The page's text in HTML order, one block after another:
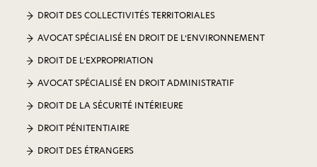
DROIT DES COLLECTIVITÉS TERRITORIALES
AVOCAT SPÉCIALISÉ EN DROIT DE L’ENVIRONNEMENT
DROIT DE L’EXPROPRIATION
AVOCAT SPÉCIALISÉ EN DROIT ADMINISTRATIF
DROIT DE LA SÉCURITÉ INTÉRIEURE
DROIT PÉNITENTIAIRE
DROIT DES ÉTRANGERS